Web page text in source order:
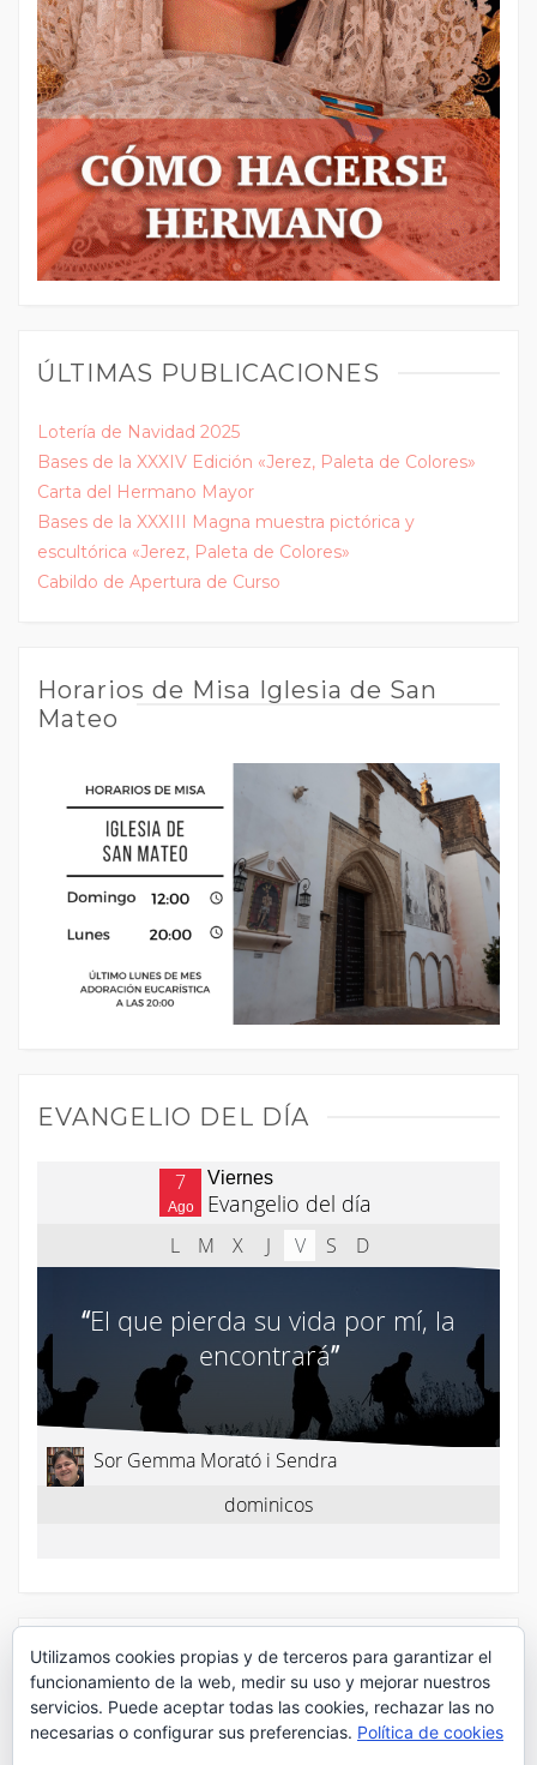
ÚLTIMAS PUBLICACIONES
Lotería de Navidad 2025
Bases de la XXXIV Edición «Jerez, Paleta de Colores»
Carta del Hermano Mayor
Bases de la XXXIII Magna muestra pictórica y
escultórica «Jerez, Paleta de Colores»
Cabildo de Apertura de Curso
Horarios de Misa Iglesia de San
Mateo
EVANGELIO DEL DÍA
¡Síguenos en Twitter!
Mis tuits
Utilizamos cookies propias y de terceros para garantizar el
funcionamiento de la web, medir su uso y mejorar nuestros
servicios. Puede aceptar todas las cookies, rechazar las no
necesarias o configurar sus preferencias. Política de cookies